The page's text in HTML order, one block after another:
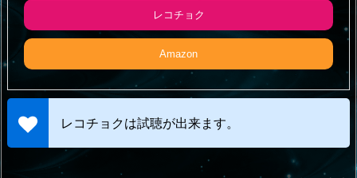
レコチョク
Amazon
レコチョクは試聴が出来ます。